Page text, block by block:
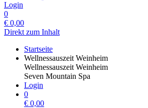
Login
0
€ 0,00
Direkt zum Inhalt
Startseite
Wellnessauszeit Weinheim
Wellnessauszeit Weinheim
Seven Mountain Spa
Login
0
€ 0,00